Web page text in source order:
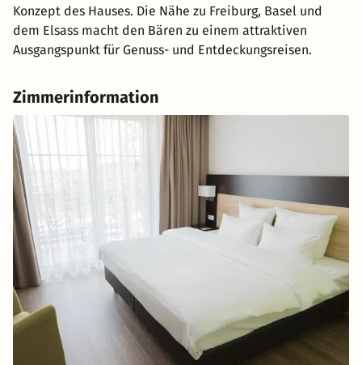
Konzept des Hauses. Die Nähe zu Freiburg, Basel und
dem Elsass macht den Bären zu einem attraktiven
Ausgangspunkt für Genuss- und Entdeckungsreisen.
Zimmerinformation